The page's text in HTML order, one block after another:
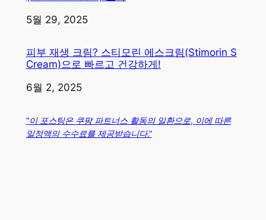
일자
5월 29, 2025
피부 재생 크림? 스티모린 에스크림(Stimorin S
Cream)으로 빠르고 건강하게!
일자
6월 2, 2025
“이 포스팅은 쿠팡 파트너스 활동의 일환으로, 이에 따른
일정액의 수수료를 제공받습니다.”